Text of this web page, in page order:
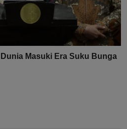
Masuki Era Suku Bunga